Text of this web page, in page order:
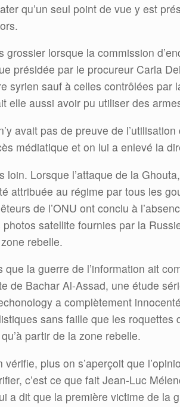
qu’un seul point de vue y est
lorsque la commission
présidée par le procureur Carla
syrien sauf à celles contrôlées par
elle aussi avoir pu utiliser des
avait pas de preuve de
médiatique et on lui a enlevé la
loin. Lorsque l’attaque de la
attribuée au régime par tous les
de l’ONU ont conclu à
satellite fournies par la
rebelle.
la guerre de l’information ait
de Bachar Al-Assad, une étude
a complètement
sans faille que les roquettes
partir de la zone rebelle.
vérifie, plus on s’aperçoit que
c’est ce que fait Jean-Luc
a dit que la première victime de la